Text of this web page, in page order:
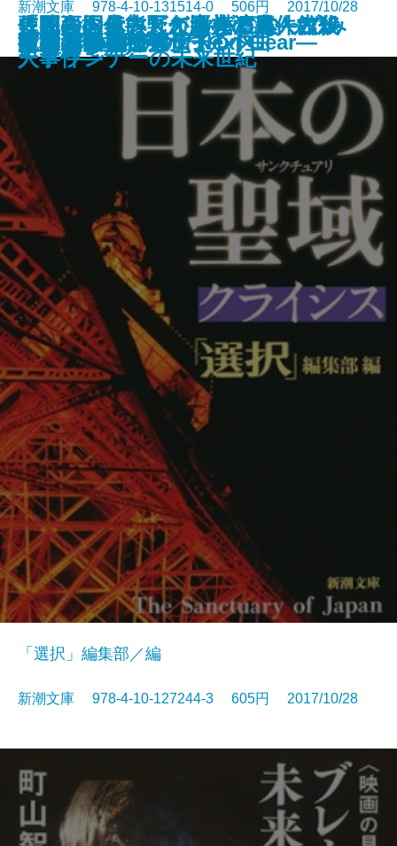
なりたい
人間をお休みしてヤギになってみ
た結果
甦る殺人者―天久鷹央の事件カル
テ―
彼女を愛した遺伝子
随想 春夏秋冬
「死の国」熊野と巡礼の道―古代
史謎解き紀行―
トットひとり
ブラック オア ホワイト
くちびる遊び
夜の木の下で
新潮文庫 978-4-10-131514-0 506円 2017/10/28
日本の聖域 クライシス
「選択」編集部／編
新潮文庫 978-4-10-127244-3 605円 2017/10/28
〈映画の見方〉がわかる本 ブレ
ードランナーの未来世紀
リカバリー
サナキの森
彼女たちの売春
電車道
アレス―天命探偵 Next Gear―
ジュンのための6つの小曲
使用人探偵シズカ―横濱異人館殺
人事件―
文明の子